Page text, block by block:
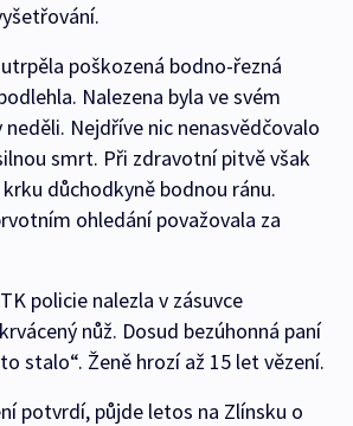
poškozená bodno-řezná
Nalezena byla ve svém
Nejdříve nic nenasvědčovalo
smrt. Při zdravotní pitvě však
důchodkyně bodnou ránu.
ohledání považovala za
policie nalezla v zásuvce
nůž. Dosud bezúhonná paní
stalo“. Ženě hrozí až 15 let vězení.
potvrdí, půjde letos na Zlínsku o